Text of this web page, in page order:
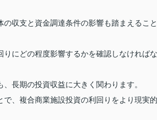
収支と資金調達条件の影響も踏まえること
にどの程度影響するかを確認しなければな
長期の投資収益に大きく関わります。
、複合商業施設投資の利回りをより現実的